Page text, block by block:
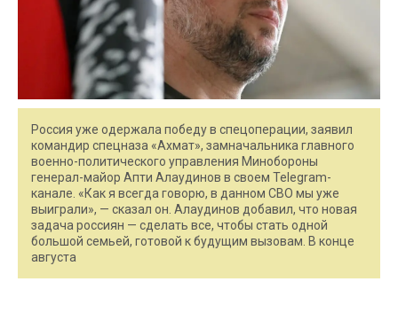
Россия уже одержала победу в спецоперации, заявил
командир спецназа «Ахмат», замначальника главного
военно-политического управления Минобороны
генерал-майор Апти Алаудинов в своем Telegram-
канале. «Как я всегда говорю, в данном СВО мы уже
выиграли», — сказал он. Алаудинов добавил, что новая
задача россиян — сделать все, чтобы стать одной
большой семьей, готовой к будущим вызовам. В конце
августа